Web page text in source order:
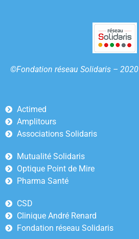
©Fondation réseau Solidaris – 2020
Actimed
Amplitours
Associations Solidaris
Mutualité Solidaris
Optique Point de Mire
Pharma Santé
CSD
Clinique André Renard
Fondation réseau Solidaris